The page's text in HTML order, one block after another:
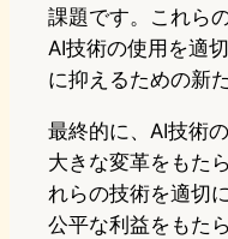
課題です。これら
AI技術の使用を適
に抑えるための新
最終的に、AI技術
大きな変革をもた
れらの技術を適切
公平な利益をもた